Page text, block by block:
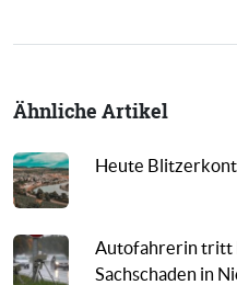
Ähnliche Artikel
Heute
Autofahrerin tritt
Sachschaden in